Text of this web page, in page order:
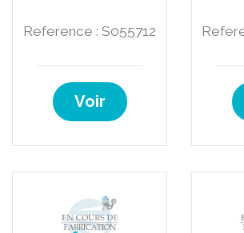
Reference : S055712
Voir